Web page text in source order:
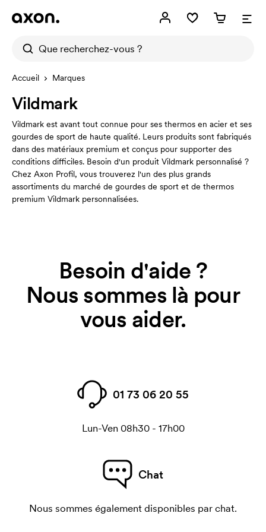
Accueil Marques
Vildmark
Vildmark est avant tout connue pour ses thermos en acier et ses
gourdes de sport de haute qualité. Leurs produits sont fabriqués
dans des matériaux premium et conçus pour supporter des
conditions difficiles. Besoin d'un produit Vildmark personnalisé ?
Chez Axon Profil, vous trouverez l'un des plus grands
assortiments du marché de gourdes de sport et de thermos
premium Vildmark personnalisées.
Besoin d'aide ?
Nous sommes là pour
vous aider.
01 73 06 20 55
Lun-Ven 08h30 - 17h00
Chat
Nous sommes également disponibles par chat.